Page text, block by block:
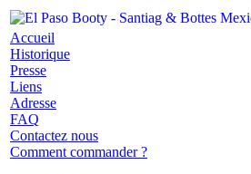
Accueil
Historique
Presse
Liens
Adresse
FAQ
Contactez nous
Comment commander ?